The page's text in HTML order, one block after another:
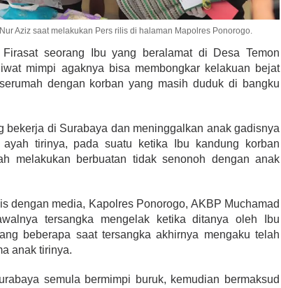
Aziz saat melakukan Pers rilis di halaman Mapolres Ponorogo.
seorang Ibu yang beralamat di Desa Temon
mimpi agaknya bisa membongkar kelakuan bejat
dengan korban yang masih duduk di bangku
bekerja di Surabaya dan meninggalkan anak gadisnya
tirinya, pada suatu ketika Ibu kandung korban
melakukan berbuatan tidak senonoh dengan anak
dengan media, Kapolres Ponorogo, AKBP Muchamad
tersangka mengelak ketika ditanya oleh Ibu
beberapa saat tersangka akhirnya mengaku telah
anak tirinya.
semula bermimpi buruk, kemudian bermaksud